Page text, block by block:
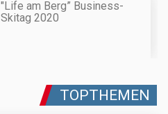
"Life am Berg” Business-
Skitag 2020
TOPTHEMEN